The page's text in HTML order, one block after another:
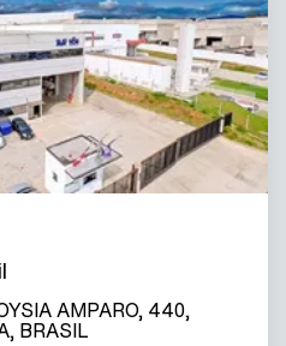
AMPARO, 440,
BRASIL